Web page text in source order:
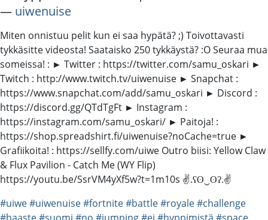
― uiwenuise
Miten onnistuu pelit kun ei saa hypätä? ;) Toivottavasti
tykkäsitte videosta! Saataisko 250 tykkäystä? :O Seuraa mua
someissa! : ► Twitter : https://twitter.com/samu_oskari ►
Twitch : http://www.twitch.tv/uiwenuise ► Snapchat :
https://www.snapchat.com/add/samu_oskari ► Discord :
https://discord.gg/QTdTgFt ► Instagram :
https://instagram.com/samu_oskari/ ► Paitoja! :
https://shop.spreadshirt.fi/uiwenuise?noCache=true ►
Grafiikoita! : https://sellfy.com/uiwe Outro biisi: Yellow Claw
& Flux Pavilion - Catch Me (WY Flip)
https://youtu.be/SsrVM4yXf5w?t=1m10s ✌.ʕʘ‿ʘʔ.✌
#uiwe#uiwenuise#fortnite#battle#royale#challenge